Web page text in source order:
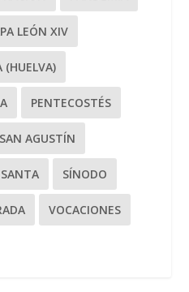
LEÓN XIV
(HUELVA)
PENTECOSTÉS
SAN AGUSTÍN
SÍNODO
VOCACIONES